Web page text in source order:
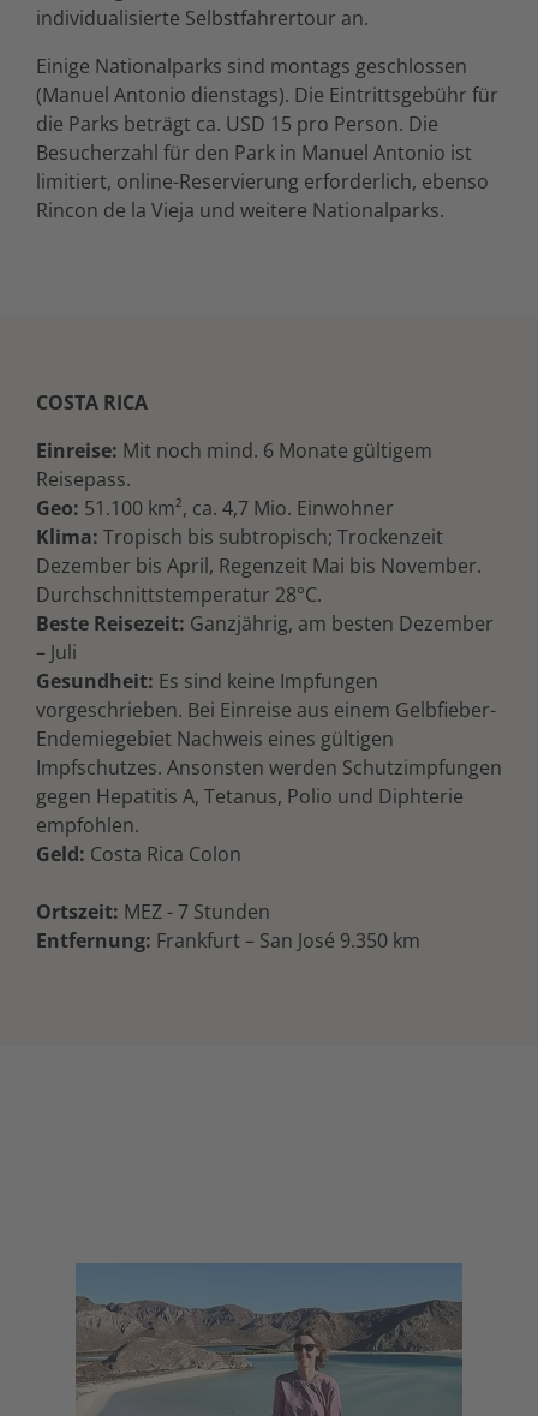
individualisierte Selbstfahrertour an.
Einige Nationalparks sind montags geschlossen
(Manuel Antonio dienstags). Die Eintrittsgebühr für
die Parks beträgt ca. USD 15 pro Person. Die
Besucherzahl für den Park in Manuel Antonio ist
limitiert, online-Reservierung erforderlich, ebenso
Rincon de la Vieja und weitere Nationalparks.
COSTA RICA
Einreise: Mit noch mind. 6 Monate gültigem
Reisepass.
Geo: 51.100 km², ca. 4,7 Mio. Einwohner
Klima: Tropisch bis subtropisch; Trockenzeit
Dezember bis April, Regenzeit Mai bis November.
Durchschnittstemperatur 28°C.
Beste Reisezeit: Ganzjährig, am besten Dezember
– Juli
Gesundheit: Es sind keine Impfungen
vorgeschrieben. Bei Einreise aus einem Gelbfieber-
Endemiegebiet Nachweis eines gültigen
Impfschutzes. Ansonsten werden Schutzimpfungen
gegen Hepatitis A, Tetanus, Polio und Diphterie
empfohlen.
Geld: Costa Rica Colon
Ortszeit: MEZ - 7 Stunden
Entfernung: Frankfurt – San José 9.350 km